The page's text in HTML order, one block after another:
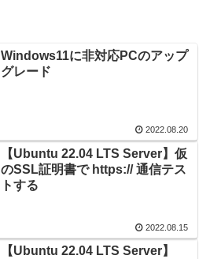
Windows11に非対応PCのアップ
グレード
2022.08.20
【Ubuntu 22.04 LTS Server】仮
のSSL証明書で https:// 通信テス
トする
2022.08.15
【Ubuntu 22.04 LTS Server】